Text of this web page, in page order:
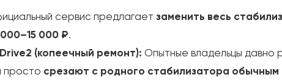
сервис предлагает заменить весь
000 ₽.
(копеечный ремонт): Опытные владельцы давно
просто срезают с родного стабилизатора обычным